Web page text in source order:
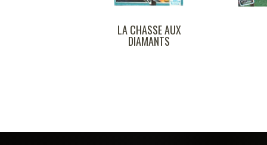
OTHELLO